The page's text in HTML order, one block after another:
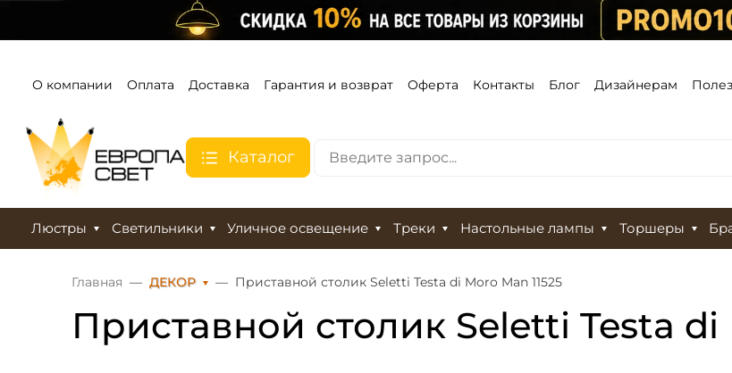
О компании Оплата Доставка Гарантия и возврат Оферта Контакты Блог Дизайнерам
Каталог
Люстры Светильники Уличное освещение Треки Настольные лампы Торшеры
Главная ДЕКОР Приставной столик Seletti Testa di Moro Man 11525
Приставной столик Seletti Testa di